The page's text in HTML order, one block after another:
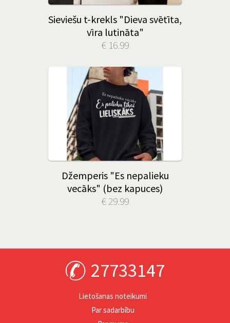
Sieviešu t-krekls "Dieva svētīta,
vīra lutināta"
€ 16.99
Džemperis "Es nepalieku
vecāks" (bez kapuces)
€ 29.99
27733147
Lietošanas noteikumi
Par sadarbību